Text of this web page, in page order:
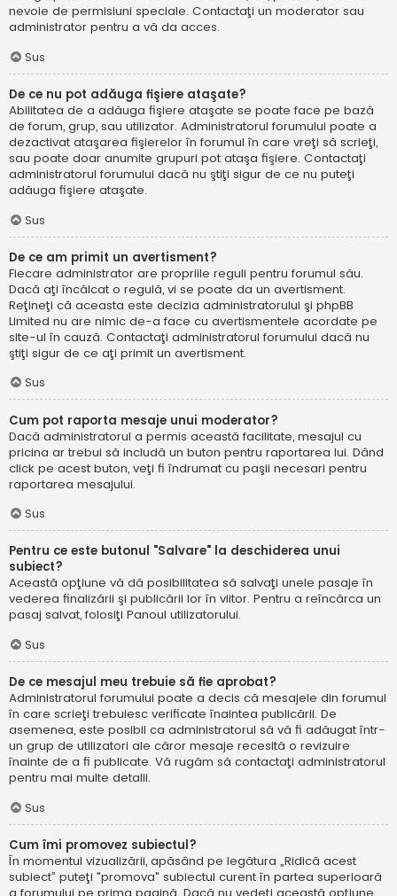
nevoie de permisiuni speciale. Contactaţi un moderator sau
administrator pentru a vă da acces.
Sus
De ce nu pot adăuga fişiere ataşate?
Abilitatea de a adăuga fişiere ataşate se poate face pe bază
de forum, grup, sau utilizator. Administratorul forumului poate a
dezactivat ataşarea fişierelor în forumul în care vreţi să scrieţi,
sau poate doar anumite grupuri pot ataşa fişiere. Contactaţi
administratorul forumului dacă nu ştiţi sigur de ce nu puteţi
adăuga fişiere ataşate.
Sus
De ce am primit un avertisment?
Fiecare administrator are propriile reguli pentru forumul său.
Dacă aţi încălcat o regulă, vi se poate da un avertisment.
Reţineţi că aceasta este decizia administratorului şi phpBB
Limited nu are nimic de-a face cu avertismentele acordate pe
site-ul în cauză. Contactaţi administratorul forumului dacă nu
ştiţi sigur de ce aţi primit un avertisment.
Sus
Cum pot raporta mesaje unui moderator?
Dacă administratorul a permis această facilitate, mesajul cu
pricina ar trebui să includă un buton pentru raportarea lui. Dând
click pe acest buton, veţi fi îndrumat cu paşii necesari pentru
raportarea mesajului.
Sus
Pentru ce este butonul "Salvare" la deschiderea unui
subiect?
Această opţiune vă dă posibilitatea să salvaţi unele pasaje în
vederea finalizării şi publicării lor în viitor. Pentru a reîncărca un
pasaj salvat, folosiţi Panoul utilizatorului.
Sus
De ce mesajul meu trebuie să fie aprobat?
Administratorul forumului poate a decis că mesajele din forumul
în care scrieţi trebuiesc verificate înaintea publicării. De
asemenea, este posibil ca administratorul să vă fi adăugat într-
un grup de utilizatori ale căror mesaje recesită o revizuire
înainte de a fi publicate. Vă rugăm să contactaţi administratorul
pentru mai multe detalii.
Sus
Cum îmi promovez subiectul?
În momentul vizualizării, apăsând pe legătura „Ridică acest
subiect” puteţi "promova" subiectul curent în partea superioară